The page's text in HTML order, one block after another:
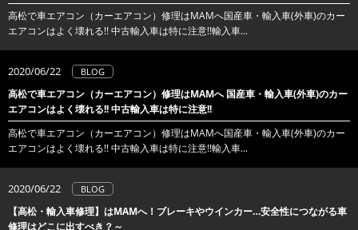
高松で車エアコン（カーエアコン）修理はMAMへ国産車・輸入車(外車)のカー
エアコンはよく壊れる!! 中古輸入車は特に注意!!輸入車...
2020/06/22 BLOG
高松で車エアコン（カーエアコン）修理はMAMへ 国産車・輸入車(外車)のカー
エアコンはよく壊れる!! 中古輸入車は特に注意!!
高松で車エアコン（カーエアコン）修理はMAMへ国産車・輸入車(外車)のカー
エアコンはよく壊れる!! 中古輸入車は特に注意!!輸入車...
2020/06/22 BLOG
【高松・輸入車修理】はMAMへ！ブレーキやウインカー…安全性につながる車
修理はどこに出すべき？～